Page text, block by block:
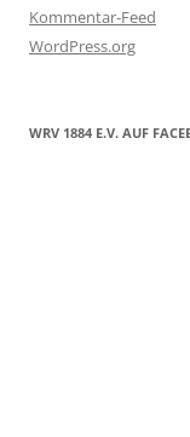
Kommentar-Feed
WordPress.org
WRV 1884 E.V. AUF